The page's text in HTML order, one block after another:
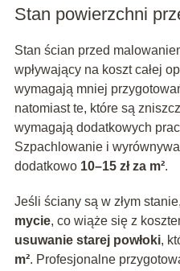
Stan powierzchni
Stan ścian przed
wpływający na koszt całej
wymagają mniej
natomiast te, które są
wymagają dodatkowych
Szpachlowanie i
dodatkowo 10–15 zł za m².
Jeśli ściany są w złym
mycie, co wiąże się z
usuwanie starej powłoki,
m². Profesjonalne